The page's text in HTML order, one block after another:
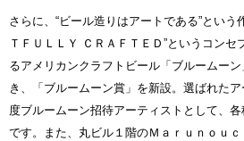
さらに、“ビール造りはアートである”という
ＴＦＵＬＬＹ ＣＲＡＦＴＥＤ”というコンセ
るアメリカンクラフトビール「ブルームー
き、「ブルームーン賞」を新設。選ばれた
度ブルームーン招待アーティストとして、
です。また、丸ビル１階のＭａｒｕｎｏｕ